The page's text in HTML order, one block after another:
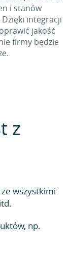
i stanów
integracji
jakość
firmy będzie
z
wszystkimi
np.